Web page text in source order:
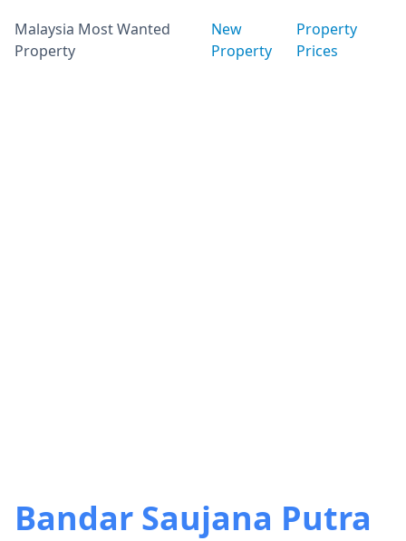
Malaysia Most Wanted
Property
New
Property
Property
Prices
Bandar Saujana Putra